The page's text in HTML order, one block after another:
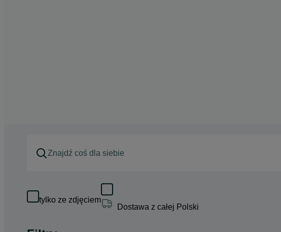
tylko ze zdjęciem
Dostawa z całej Polski